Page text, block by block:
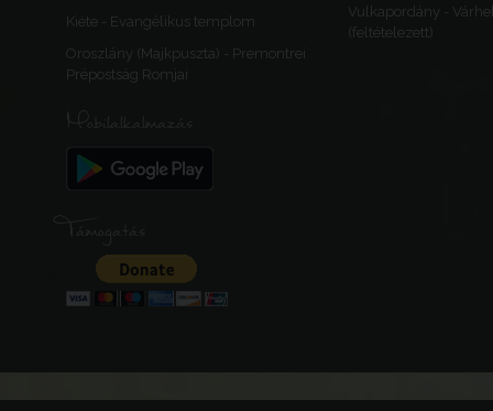
Kiéte - Evangélikus templom
Vulkapordány -
(feltételezett)
Oroszlány (Majkpuszta) - Premontrei
Prépostság Romjai
Mobilalkalmazás
Támogatás